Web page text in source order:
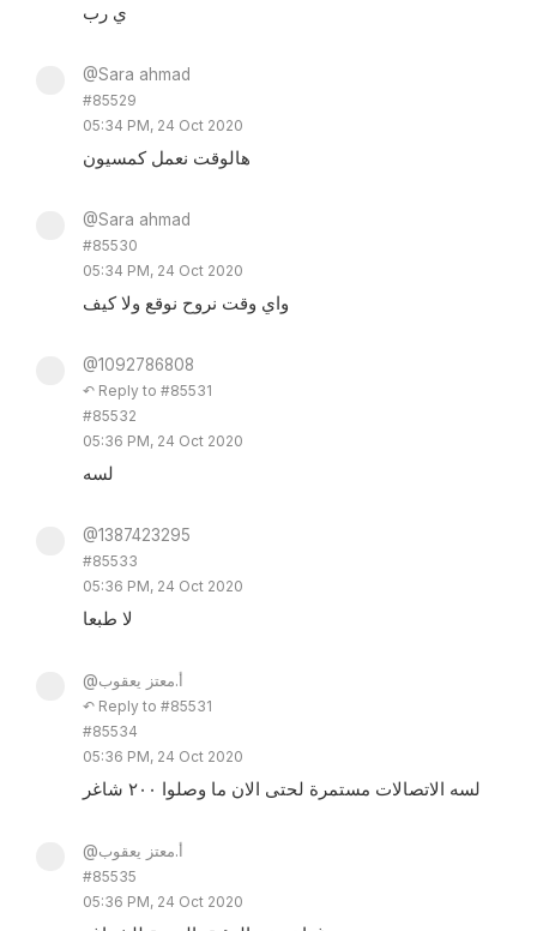
ي رب
@Sara ahmad
#85529
05:34 PM, 24 Oct 2020
هالوقت نعمل كمسيون
@Sara ahmad
#85530
05:34 PM, 24 Oct 2020
واي وقت نروح نوقع ولا كيف
@1092786808
↶ Reply to #85531
#85532
05:36 PM, 24 Oct 2020
لسه
@1387423295
#85533
05:36 PM, 24 Oct 2020
لا طبعا
@أ.معتز يعقوب
↶ Reply to #85531
#85534
05:36 PM, 24 Oct 2020
لسه الاتصالات مستمرة لحتى الان ما وصلوا ٢٠٠ شاغر
@أ.معتز يعقوب
#85535
05:36 PM, 24 Oct 2020